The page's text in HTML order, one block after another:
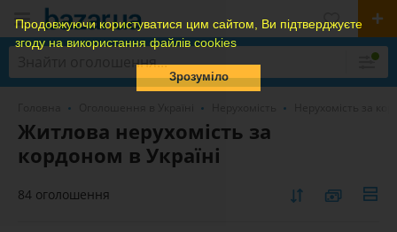
Продовжуючи користуватися цим сайтом, Ви підтверджуєте
згоду на використання файлів cookies
Зрозуміло
Житлова нерухомість за
кордоном в Україні
84 оголошення